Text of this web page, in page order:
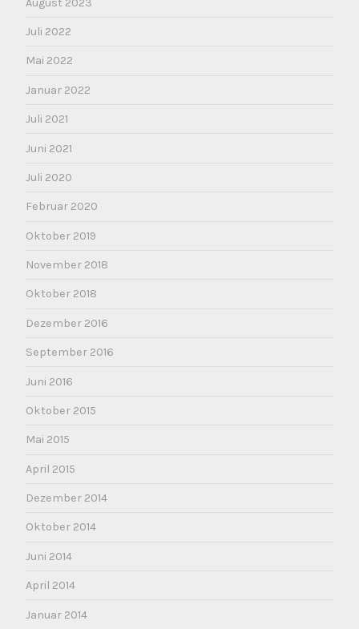
Juli 2022
Mai 2022
Januar 2022
Juli 2021
Juni 2021
Juli 2020
Februar 2020
Oktober 2019
November 2018
Oktober 2018
Dezember 2016
September 2016
Juni 2016
Oktober 2015
Mai 2015
April 2015
Dezember 2014
Oktober 2014
Juni 2014
April 2014
Januar 2014